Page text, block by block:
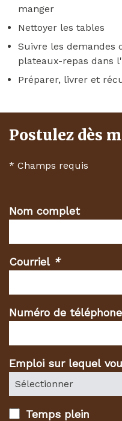
manger
Nettoyer les tables
Suivre les demandes
plateaux-repas dans
Préparer, livrer et
Postulez dès
* Champs requis
Nom complet
Courriel *
(Champs
Numéro de téléphone
Emploi sur lequel
Temps plein